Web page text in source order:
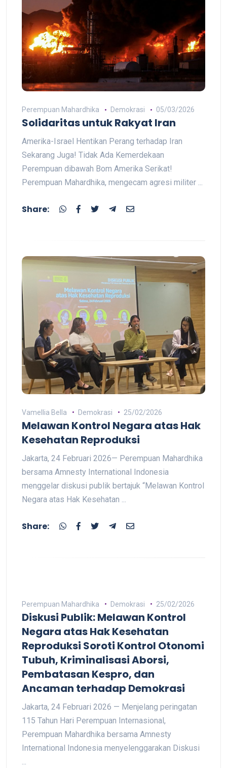
Perempuan Mahardhika Demokrasi 05/03/2026
Solidaritas untuk Rakyat Iran
Amerika-Israel Hentikan Perang terhadap Iran
Sekarang Juga! Tidak Ada Kemerdekaan
Perempuan dibawah Bom Amerika Serikat!
Perempuan Mahardhika, mengecam agresi militer ...
Share:
Vamellia Bella Demokrasi 25/02/2026
Melawan Kontrol Negara atas Hak
Kesehatan Reproduksi
Jakarta, 24 Februari 2026— Perempuan Mahardhika
bersama Amnesty International Indonesia
menggelar diskusi publik bertajuk “Melawan Kontrol
Negara atas Hak Kesehatan ...
Share:
Perempuan Mahardhika Demokrasi 25/02/2026
Diskusi Publik: Melawan Kontrol
Negara atas Hak Kesehatan
Reproduksi Soroti Kontrol Otonomi
Tubuh, Kriminalisasi Aborsi,
Pembatasan Kespro, dan
Ancaman terhadap Demokrasi
Jakarta, 24 Februari 2026 — Menjelang peringatan
115 Tahun Hari Perempuan Internasional,
Perempuan Mahardhika bersama Amnesty
International Indonesia menyelenggarakan Diskusi